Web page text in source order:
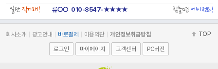
일단직거래! 류○○ 010-8547-★★★★ 힘들면에이전트!
회사소개 광고안내 바로결제 이용약관 개인정보취급방침 TOP
로그인 마이페이지 고객센터 PC버전